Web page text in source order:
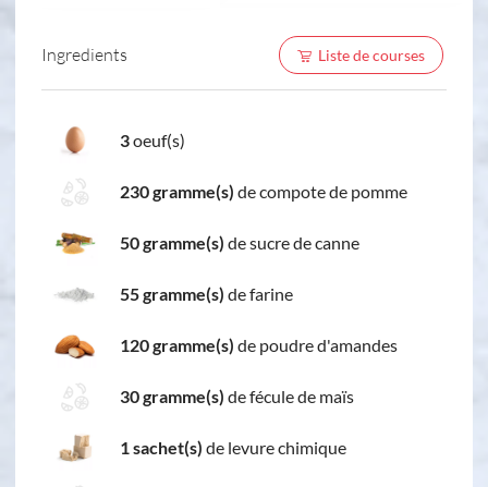
Ingredients Liste de courses
3oeuf(s)
230 gramme(s) de compote de pomme
50 gramme(s) de sucre de canne
55 gramme(s) de farine
120 gramme(s) de poudre d'amandes
30 gramme(s) de fécule de maïs
1 sachet(s) de levure chimique